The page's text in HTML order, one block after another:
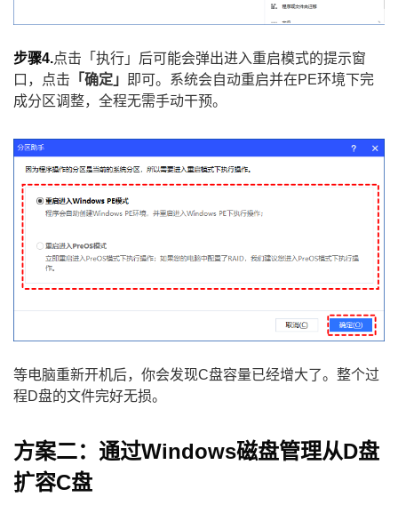
步骤4.点击「执行」后可能会弹出进入重启模式的提示窗
口，点击 「确定」
即可。系统会自动重启并在PE环境下完
成分区调整，全程无需手动干预。
等电脑重新开机后，你会发现C盘容量已经增大了。整个过
程D盘的文件完好无损。
方案二：通过Windows磁盘管理从D盘
扩容C盘